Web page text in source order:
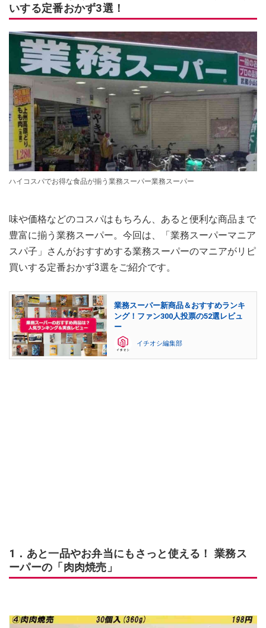
いする定番おかず3選！
ハイコスパでお得な食品が揃う業務スーパー業務スーパー
味や価格などのコスパはもちろん、あると便利な商品まで
豊富に揃う業務スーパー。今回は、「業務スーパーマニア
スパ子」さんがおすすめする業務スーパーのマニアがリピ
買いする定番おかず3選をご紹介です。
業務スーパー新商品＆おすすめランキ
ング！ファン300人投票の52選レビュ
ー
イチオシ編集部
1．あと一品やお弁当にもさっと使える！ 業務ス
ーパーの「肉肉焼売」